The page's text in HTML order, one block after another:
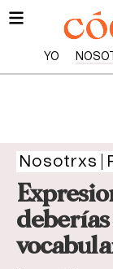
YO
Nosotrxs